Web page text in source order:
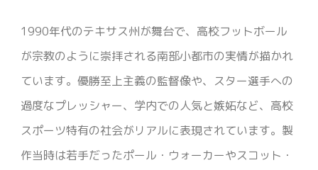
1990年代のテキサス州が舞台で、高校フットボール
が宗教のように崇拝される南部小都市の実情が描かれ
ています。優勝至上主義の監督像や、スター選手への
過度なプレッシャー、学内での人気と嫉妬など、高校
スポーツ特有の社会がリアルに表現されています。製
作当時は若手だったポール・ウォーカーやスコット・